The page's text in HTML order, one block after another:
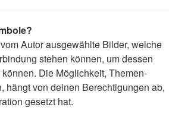
Autor ausgewählte Bilder, welche
stehen können, um dessen
Die Möglichkeit, Themen-
hängt von deinen Berechtigungen ab,
gesetzt hat.